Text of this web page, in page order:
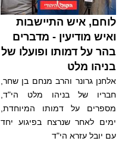
לוחם, איש התיישבות
ואיש מודיעין - מדברים
בהר על דמותו ופועלו של
בניהו מלט
אלחנן גרונר והרב מנחם בן שחר,
חבריו של בניהו מלט הי"ד,
מספרים על דמותו המיוחדת,
ימים לאחר שנרצח בפיגוע יחד
עם יובל עזרא הי"ד